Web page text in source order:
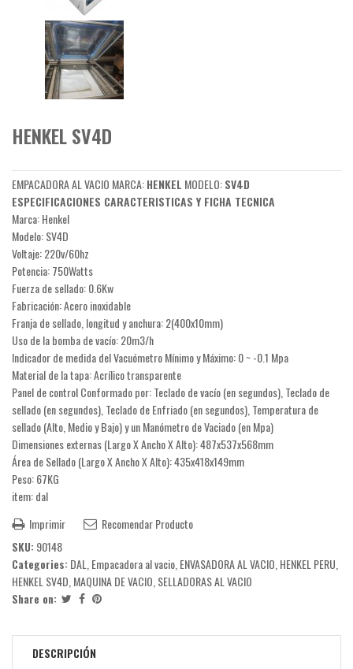
HENKEL SV4D
EMPACADORA AL VACIO MARCA:HENKEL MODELO:SV4D
ESPECIFICACIONES CARACTERISTICAS Y FICHA TECNICA
Marca: Henkel
Modelo: SV4D
Voltaje: 220v/60hz
Potencia: 750Watts
Fuerza de sellado: 0.6Kw
Fabricación: Acero inoxidable
Franja de sellado, longitud y anchura: 2(400x10mm)
Uso de la bomba de vacío: 20m3/h
Indicador de medida del Vacuómetro Mínimo y Máximo: 0 ~ -0.1 Mpa
Material de la tapa: Acrílico transparente
Panel de control Conformado por: Teclado de vacío (en segundos), Teclado de
sellado (en segundos), Teclado de Enfriado (en segundos), Temperatura de
sellado (Alto, Medio y Bajo) y un Manómetro de Vaciado (en Mpa)
Dimensiones externas (Largo X Ancho X Alto): 487x537x568mm
Área de Sellado (Largo X Ancho X Alto): 435x418x149mm
Peso: 67KG
item: dal
Imprimir
Recomendar Producto
SKU: 90148
Categories: DAL Empacadora al vacio ENVASADORA AL VACIO HENKEL PERU
HENKEL SV4D MAQUINA DE VACIO SELLADORAS AL VACIO
Share on:
DESCRIPCIÓN